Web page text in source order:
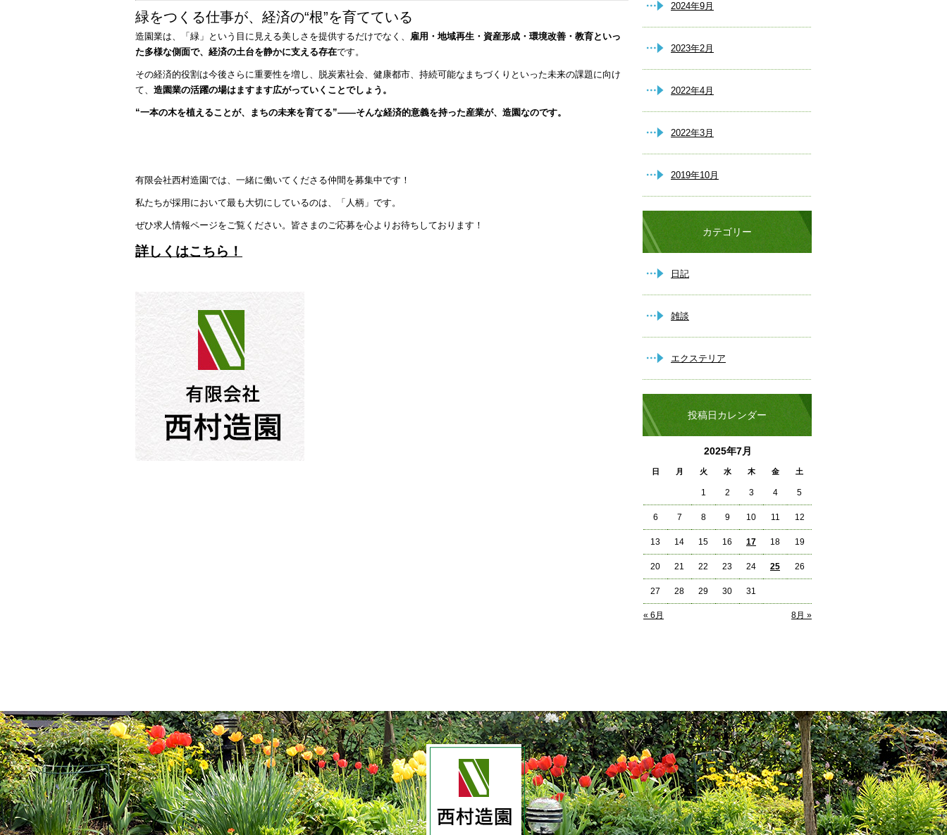
緑をつくる仕事が、経済の“根”を育てている
造園業は、「緑」という目に見える美しさを提供するだけでなく、
雇用・地域再生・資産形成・環境改善・教育といっ
た多様な側面で、経済の土台を静かに支える存在です。
その経済的役割は今後さらに重要性を増し、脱炭素社会、健康都市、持続可能なまちづくりといった未来の課題に向け
て、 造園業の活躍の場はますます広がっていくことでしょう。
“一本の木を植えることが、まちの未来を育てる”――そんな経済的意義を持った産業が、造園なのです。
有限会社西村造園では、一緒に働いてくださる仲間を募集中です！
私たちが採用において最も大切にしているのは、「人柄」です。
ぜひ求人情報ページをご覧ください。皆さまのご応募を心よりお待ちしております！
詳しくはこちら！
2024年9月
2023年2月
2022年4月
2022年3月
2019年10月
カテゴリー
日記
雑談
エクステリア
投稿日カレンダー
2025年7月
日 月 火 水 木 金 土
« 6月 8月 »
1 2 3 4 5
6 7 8 9 10 11 12
13 14 15 16 17 18 19
20 21 22 23 24 25 26
27 28 29 30 31